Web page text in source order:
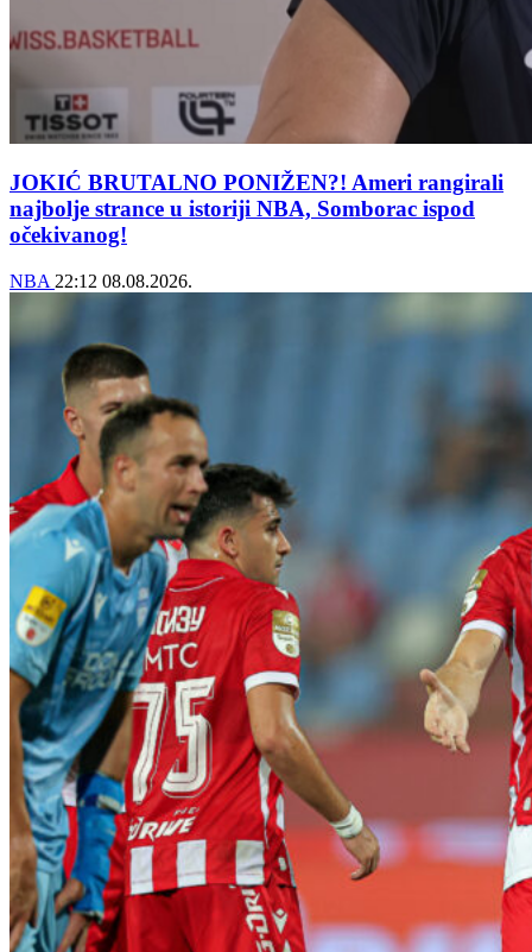
JOKIĆ BRUTALNO PONIŽEN?! Ameri rangirali
najbolje strance u istoriji NBA, Somborac ispod
očekivanog!
NBA 22:12 08.08.2026.